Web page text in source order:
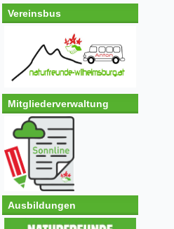
Vereinsbus
Mitgliederverwaltung
Ausbildungen